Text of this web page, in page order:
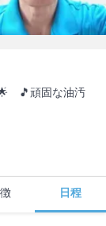
🎵頑固な油汚
日程